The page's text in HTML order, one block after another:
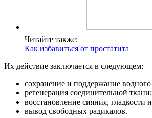
Читайте также:
Как избавиться от простатита
Их действие заключается в следующем:
сохранение и поддержание водного
регенерация соединительной ткани;
восстановление сияния, гладкости
вывод свободных радикалов.